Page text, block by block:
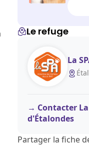
Le refuge
La
Contacter La
d'Étalondes
Partager la fiche